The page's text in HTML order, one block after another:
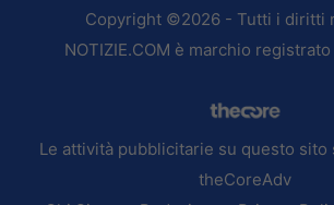
Copyright ©2026 - Tutti i diritti
NOTIZIE.COM è marchio
Le attività pubblicitarie su questo sito
theCoreAdv